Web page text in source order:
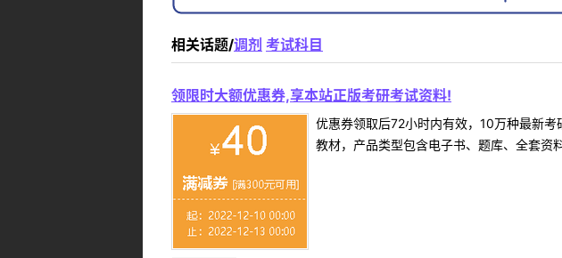
相关话题/调剂 考试科目
领限时大额优惠券,享本站正版考研考试资料!
优惠券领取后72小时内有效，10万种最新
教材，产品类型包含电子书、题库、全套资